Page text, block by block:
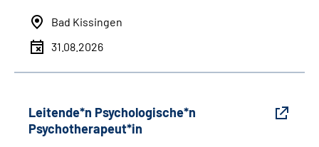
Bad Kissingen
31.08.2026
Leitende*n Psychologische*n
Psychotherapeut*in